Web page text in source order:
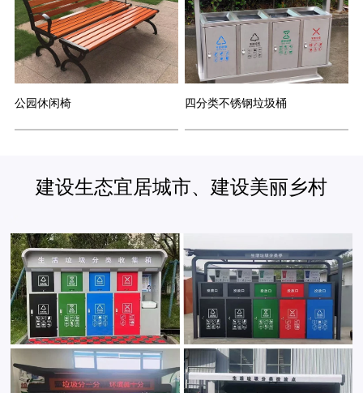
公园休闲椅 四分类不锈钢垃圾桶
建设生态宜居城市、建设美丽乡村